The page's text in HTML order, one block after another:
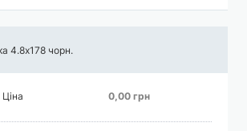
4.8х178 чорн.
Ціна 0,00 грн